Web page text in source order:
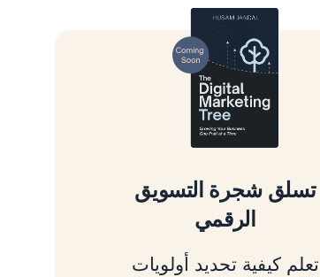
تسلق شجرة التسويق
الرقمي
تعلم كيفية تحديد أولويات